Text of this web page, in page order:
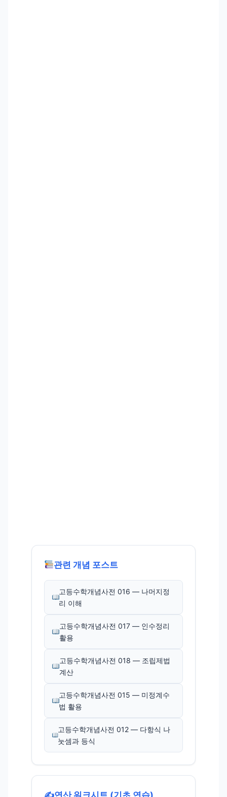
관련 개념 포스트
고등수학개념사전 016 — 나머지정
리 이해
고등수학개념사전 017 — 인수정리
활용
고등수학개념사전 018 — 조립제법
계산
고등수학개념사전 015 — 미정계수
법 활용
고등수학개념사전 012 — 다항식 나
눗셈과 등식
✍️연산 워크시트 (기초 연습)